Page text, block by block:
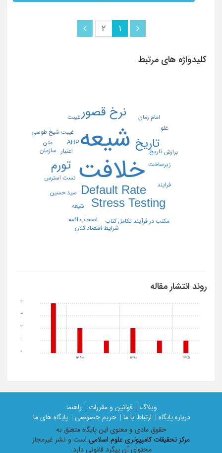
1
2
کلیدواژه های مرتبط
خلافت
شیعه
Default Rate
Stress Testing
نرخ قصور
تاریخ
تورم
AHP
اعتبار
تاریخ
تست استرس
زیرساخت
سید حسین
شیعه
فرایند
مکتب در فرآیند تکامل کتاب اصحاب ائمه
امام زمان
برازش سازمان
شرایط اقتصاد کلان
غلو
غیبت
غیبت شیخ طوسی
متن
روند انتشار مقاله
1388 1390 1395
0
1
2
3
4
وبلاگ | قوانین و مقررات |
راهنما
درباره پایگاه |
ارتباط با ما | حریم خصوصی |
پایگاه های ما
حقوق مادی و معنوی اين پايگاه متعلق به
مرکز تحقیقات کامپیوتری علوم اسلامی است و نشر غیرمجاز
محتوای آن پیگرد قانونی دارد.